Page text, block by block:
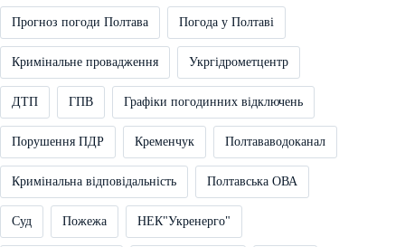
Прогноз погоди Полтава Погода у Полтаві
Кримінальне провадження Укргідрометцентр
ДТП ГПВ Графіки погодинних відключень
Порушення ПДР Кременчук Полтававодоканал
Кримінальна відповідальність Полтавська ОВА
Суд Пожежа НЕК"Укренерго"